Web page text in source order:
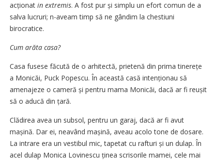
acționat in extremis. A fost pur și simplu un efort comun de a
salva lucruri; n-aveam timp să ne gândim la chestiuni
birocratice.
Cum arăta casa?
Casa fusese făcută de o arhitectă, prietenă din prima tinerețe
a Monicăi, Puck Popescu. În această casă intenționau să
amenajeze o cameră și pentru mama Monicăi, dacă ar fi reușit
să o aducă din țară.
Clădirea avea un subsol, pentru un garaj, dacă ar fi avut
mașină. Dar ei, neavând mașină, aveau acolo tone de dosare.
La intrare era un vestibul mic, tapetat cu rafturi și un dulap. În
acel dulap Monica Lovinescu ținea scrisorile mamei, cele mai